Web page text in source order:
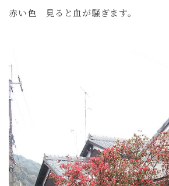
赤い色 見ると血が騒ぎます。